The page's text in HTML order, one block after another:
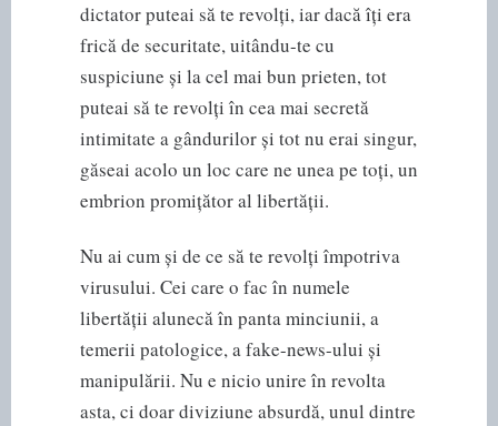
dictator puteai să te revolți, iar dacă îți era
frică de securitate, uitându-te cu
suspiciune și la cel mai bun prieten, tot
puteai să te revolți în cea mai secretă
intimitate a gândurilor și tot nu erai singur,
găseai acolo un loc care ne unea pe toți, un
embrion promițător al libertății.
Nu ai cum și de ce să te revolți împotriva
virusului. Cei care o fac în numele
libertății alunecă în panta minciunii, a
temerii patologice, a fake-news-ului și
manipulării. Nu e nicio unire în revolta
asta, ci doar diviziune absurdă, unul dintre